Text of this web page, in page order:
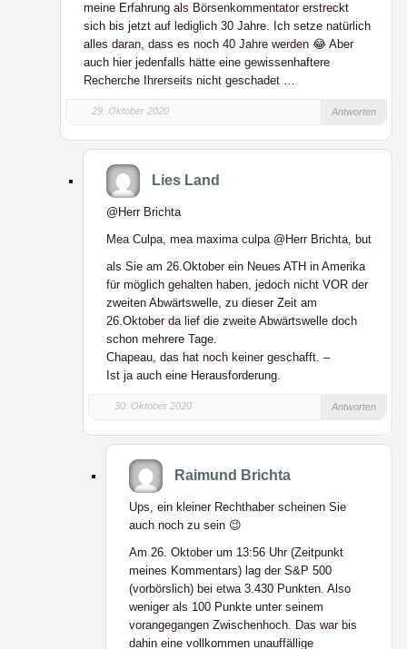
meine Erfahrung als Börsenkommentator erstreckt
sich bis jetzt auf lediglich 30 Jahre. Ich setze natürlich
alles daran, dass es noch 40 Jahre werden 😂 Aber
auch hier jedenfalls hätte eine gewissenhaftere
Recherche Ihrerseits nicht geschadet …
29. Oktober 2020 Antworten
Lies Land
@Herr Brichta
Mea Culpa, mea maxima culpa @Herr Brichta, but
als Sie am 26.Oktober ein Neues ATH in Amerika
für möglich gehalten haben, jedoch nicht VOR der
zweiten Abwärtswelle, zu dieser Zeit am
26.Oktober da lief die zweite Abwärtswelle doch
schon mehrere Tage.
Chapeau, das hat noch keiner geschafft. –
Ist ja auch eine Herausforderung.
30. Oktober 2020 Antworten
Raimund Brichta
Ups, ein kleiner Rechthaber scheinen Sie
auch noch zu sein 😉
Am 26. Oktober um 13:56 Uhr (Zeitpunkt
meines Kommentars) lag der S&P 500
(vorbörslich) bei etwa 3.430 Punkten. Also
weniger als 100 Punkte unter seinem
vorangegangen Zwischenhoch. Das war bis
dahin eine vollkommen unauffällige